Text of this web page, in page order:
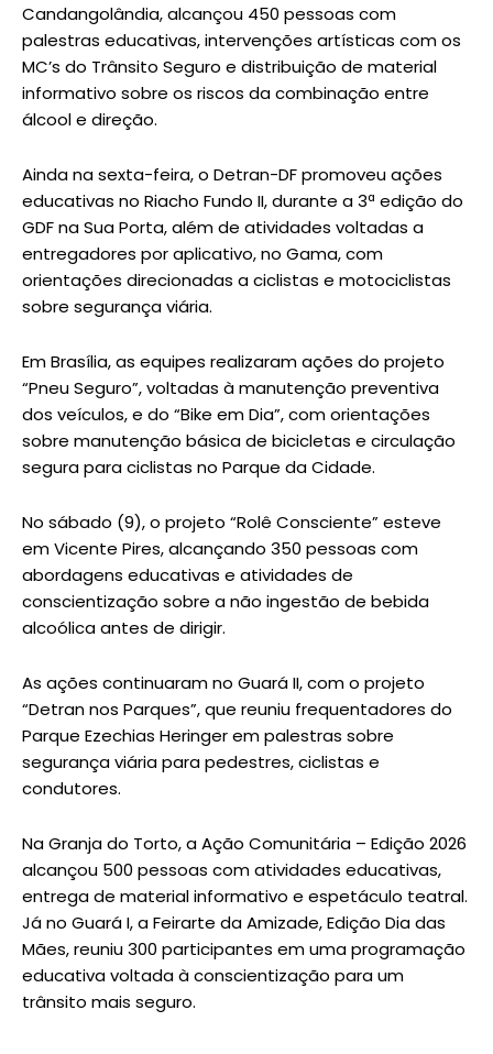
Candangolândia, alcançou 450 pessoas com
palestras educativas, intervenções artísticas com os
MC’s do Trânsito Seguro e distribuição de material
informativo sobre os riscos da combinação entre
álcool e direção.
Ainda na sexta-feira, o Detran-DF promoveu ações
educativas no Riacho Fundo II, durante a 3ª edição do
GDF na Sua Porta, além de atividades voltadas a
entregadores por aplicativo, no Gama, com
orientações direcionadas a ciclistas e motociclistas
sobre segurança viária.
Em Brasília, as equipes realizaram ações do projeto
“Pneu Seguro”, voltadas à manutenção preventiva
dos veículos, e do “Bike em Dia”, com orientações
sobre manutenção básica de bicicletas e circulação
segura para ciclistas no Parque da Cidade.
No sábado (9), o projeto “Rolê Consciente” esteve
em Vicente Pires, alcançando 350 pessoas com
abordagens educativas e atividades de
conscientização sobre a não ingestão de bebida
alcoólica antes de dirigir.
As ações continuaram no Guará II, com o projeto
“Detran nos Parques”, que reuniu frequentadores do
Parque Ezechias Heringer em palestras sobre
segurança viária para pedestres, ciclistas e
condutores.
Na Granja do Torto, a Ação Comunitária – Edição 2026
alcançou 500 pessoas com atividades educativas,
entrega de material informativo e espetáculo teatral.
Já no Guará I, a Feirarte da Amizade, Edição Dia das
Mães, reuniu 300 participantes em uma programação
educativa voltada à conscientização para um
trânsito mais seguro.